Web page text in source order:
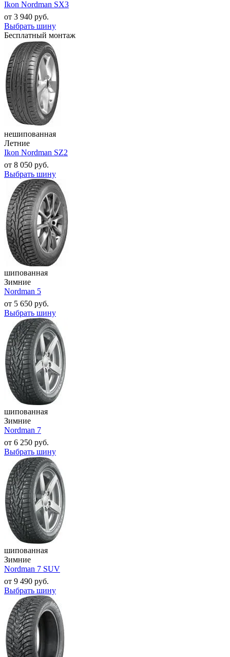
Ikon Nordman SX3
от 3 940 руб.
Выбрать шину
Бесплатный монтаж
нешипованная
Летние
Ikon Nordman SZ2
от 8 050 руб.
Выбрать шину
шипованная
Зимние
Nordman 5
от 5 650 руб.
Выбрать шину
шипованная
Зимние
Nordman 7
от 6 250 руб.
Выбрать шину
шипованная
Зимние
Nordman 7 SUV
от 9 490 руб.
Выбрать шину